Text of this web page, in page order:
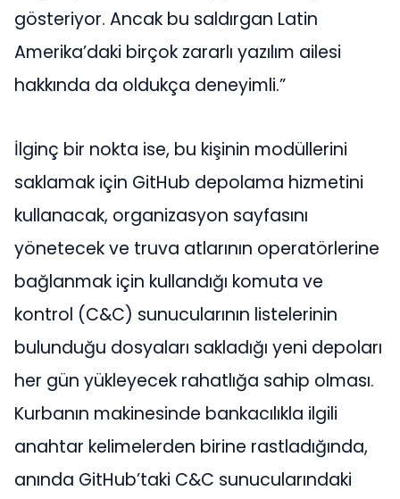
gösteriyor. Ancak bu saldırgan Latin
Amerika’daki birçok zararlı yazılım ailesi
hakkında da oldukça deneyimli.”
İlginç bir nokta ise, bu kişinin modüllerini
saklamak için GitHub depolama hizmetini
kullanacak, organizasyon sayfasını
yönetecek ve truva atlarının operatörlerine
bağlanmak için kullandığı komuta ve
kontrol (C&C) sunucularının listelerinin
bulunduğu dosyaları sakladığı yeni depoları
her gün yükleyecek rahatlığa sahip olması.
Kurbanın makinesinde bankacılıkla ilgili
anahtar kelimelerden birine rastladığında,
anında GitHub’taki C&C sunucularındaki